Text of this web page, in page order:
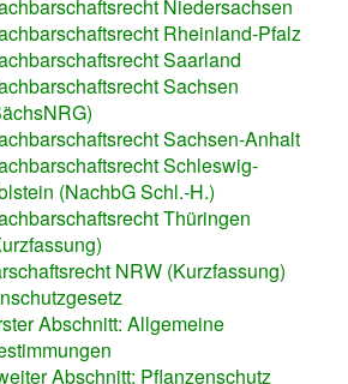
Niedersachsen
Rheinland-Pfalz
Saarland
Sachsen
Sachsen-Anhalt
Schleswig-
(NachbG Schl.-H.)
Thüringen
NRW (Kurzfassung)
Abschnitt: Allgemeine
Abschnitt: Pflanzenschutz